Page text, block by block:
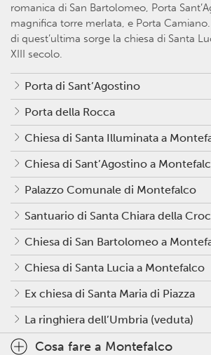
romanica di San Bartolomeo, Porta
magnifica torre merlata, e Porta
di quest’ultima sorge la chiesa di Santa
XIII secolo.
Porta di Sant’Agostino
Porta della Rocca
Chiesa di Santa Illuminata a
Chiesa di Sant’Agostino a
Palazzo Comunale di Montefalco
Santuario di Santa Chiara della
Chiesa di San Bartolomeo a
Chiesa di Santa Lucia a Montefalco
Ex chiesa di Santa Maria di Piazza
La ringhiera dell’Umbria (veduta)
Cosa fare a Montefalco